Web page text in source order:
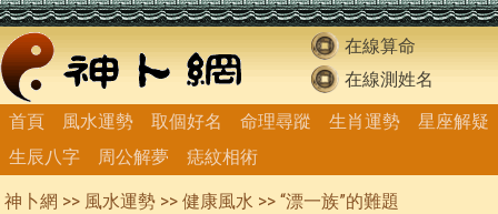
在線算命
在線測姓名
首頁
風水運勢 取個好名 命理尋蹤 生肖運勢
星座解疑
生辰八字
周公解夢 痣紋相術
神卜網 >> 風水運勢 >> 健康風水 >> “漂一族”的難題